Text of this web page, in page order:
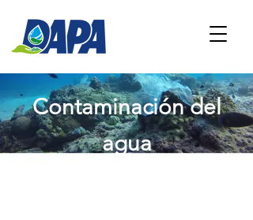
Contaminación del
agua